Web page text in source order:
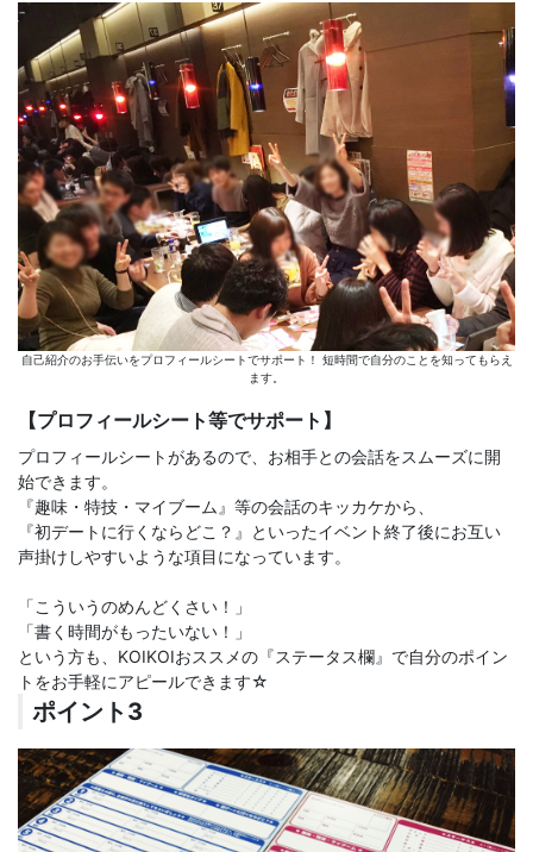
自己紹介のお手伝いをプロフィールシートでサポート！ 短時間で自分のことを知ってもらえ
ます。
【プロフィールシート等でサポート】
プロフィールシートがあるので、お相手との会話をスムーズに開
始できます。
『趣味・特技・マイブーム』等の会話のキッカケから、
『初デートに行くならどこ？』といったイベント終了後にお互い
声掛けしやすいような項目になっています。
「こういうのめんどくさい！」
「書く時間がもったいない！」
という方も、KOIKOIおススメの『ステータス欄』で自分のポイン
トをお手軽にアピールできます☆
ポイント3